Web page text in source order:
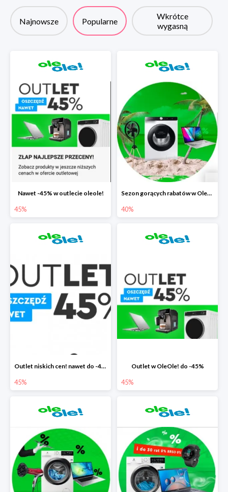
Najnowsze Popularne
Wkrótce
wygasną
Nawet -45% w outlecie oleole!
45%
Sezon gorących rabatów w OleOle! do -40%
40%
Outlet niskich cen! nawet do -45%
45%
Outlet w OleOle! do -45%
45%